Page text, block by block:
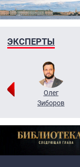
ЭКСПЕРТЫ
Олег
Зиборов